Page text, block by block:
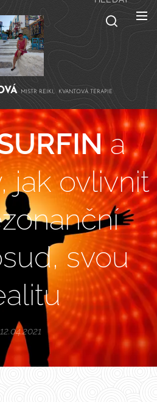
MISTR REIKI, KVANTOVÁ TERAPIE
a
jak ovlivnit
svou
12.04.2021